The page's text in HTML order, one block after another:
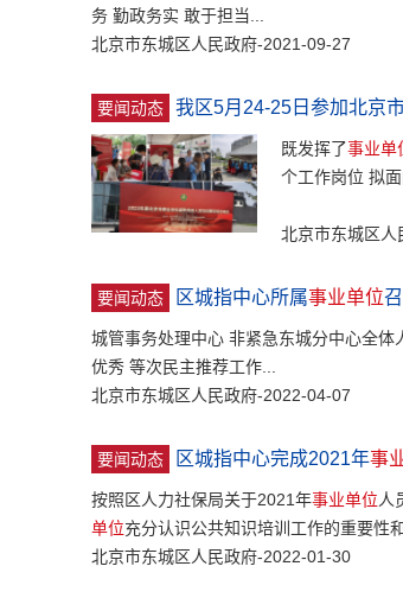
务 勤政务实 敢于担当...
北京市东城区人民政府-2021-09-27
要闻动态 我区5月24-25日参加北京
既发挥了事业单
个工作岗位 拟
北京市东城区
要闻动态 区城指中心所属事业单位
城管事务处理中心 非紧急东城分中心全体
优秀 等次民主推荐工作...
北京市东城区人民政府-2022-04-07
要闻动态 区城指中心完成2021年事
按照区人力社保局关于2021年事业单位人
单位充分认识公共知识培训工作的重要性
北京市东城区人民政府-2022-01-30